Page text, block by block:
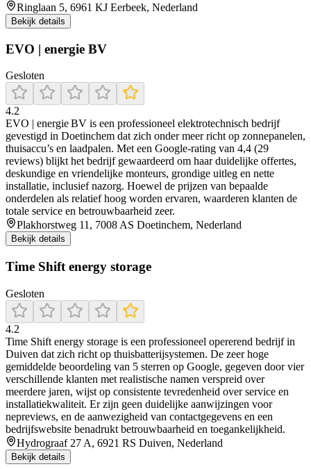
Ringlaan 5, 6961 KJ Eerbeek, Nederland
Bekijk details
EVO | energie BV
Gesloten
4.2
EVO | energie BV is een professioneel elektrotechnisch bedrijf
gevestigd in Doetinchem dat zich onder meer richt op zonnepanelen,
thuisaccu’s en laadpalen. Met een Google-rating van 4,4 (29
reviews) blijkt het bedrijf gewaardeerd om haar duidelijke offertes,
deskundige en vriendelijke monteurs, grondige uitleg en nette
installatie, inclusief nazorg. Hoewel de prijzen van bepaalde
onderdelen als relatief hoog worden ervaren, waarderen klanten de
totale service en betrouwbaarheid zeer.
Plakhorstweg 11, 7008 AS Doetinchem, Nederland
Bekijk details
Time Shift energy storage
Gesloten
4.2
Time Shift energy storage is een professioneel opererend bedrijf in
Duiven dat zich richt op thuisbatterijsystemen. De zeer hoge
gemiddelde beoordeling van 5 sterren op Google, gegeven door vier
verschillende klanten met realistische namen verspreid over
meerdere jaren, wijst op consistente tevredenheid over service en
installatiekwaliteit. Er zijn geen duidelijke aanwijzingen voor
nepreviews, en de aanwezigheid van contactgegevens en een
bedrijfswebsite benadrukt betrouwbaarheid en toegankelijkheid.
Hydrograaf 27 A, 6921 RS Duiven, Nederland
Bekijk details